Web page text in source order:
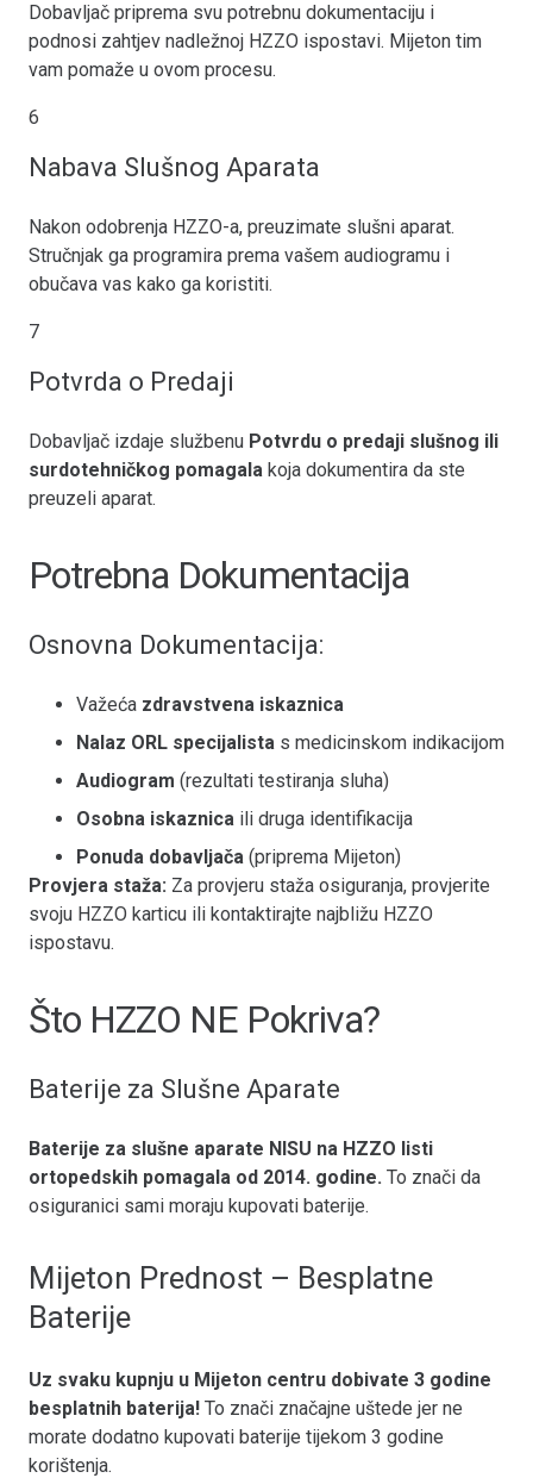
Dobavljač priprema svu potrebnu dokumentaciju i
podnosi zahtjev nadležnoj HZZO ispostavi. Mijeton tim
vam pomaže u ovom procesu.
6
Nabava Slušnog Aparata
Nakon odobrenja HZZO-a, preuzimate slušni aparat.
Stručnjak ga programira prema vašem audiogramu i
obučava vas kako ga koristiti.
7
Potvrda o Predaji
Dobavljač izdaje službenu Potvrdu o predaji slušnog ili
surdotehničkog pomagala koja dokumentira da ste
preuzeli aparat.
Potrebna Dokumentacija
Osnovna Dokumentacija:
Važeća zdravstvena iskaznica
Nalaz ORL specijalista s medicinskom indikacijom
Audiogram (rezultati testiranja sluha)
Osobna iskaznica ili druga identifikacija
Ponuda dobavljača (priprema Mijeton)
Provjera staža: Za provjeru staža osiguranja, provjerite
svoju HZZO karticu ili kontaktirajte najbližu HZZO
ispostavu.
Što HZZO NE Pokriva?
Baterije za Slušne Aparate
Baterije za slušne aparate NISU na HZZO listi
ortopedskih pomagala od 2014. godine. To znači da
osiguranici sami moraju kupovati baterije.
Mijeton Prednost – Besplatne
Baterije
Uz svaku kupnju u Mijeton centru dobivate 3 godine
besplatnih baterija! To znači značajne uštede jer ne
morate dodatno kupovati baterije tijekom 3 godine
korištenja.